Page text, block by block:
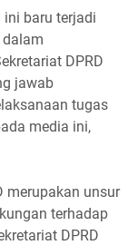
ini baru terjadi
DPRD
jawab
tugas
media ini,
merupakan unsur
terhadap
DPRD